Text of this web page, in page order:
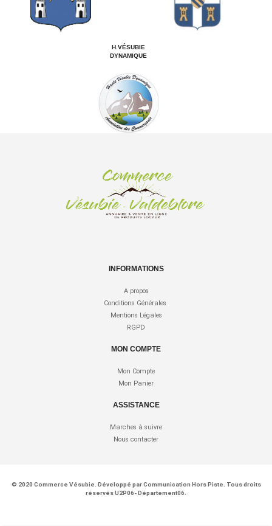
H.VÉSUBIE
DYNAMIQUE
INFORMATIONS
A propos
Conditions Générales
Mentions Légales
RGPD
MON COMPTE
Mon Compte
Mon Panier
ASSISTANCE
Marches à suivre
Nous contacter
© 2020 Commerce Vésubie . Développé parCommunication Hors Piste . Tous droits
réservés U2P06- Département06.